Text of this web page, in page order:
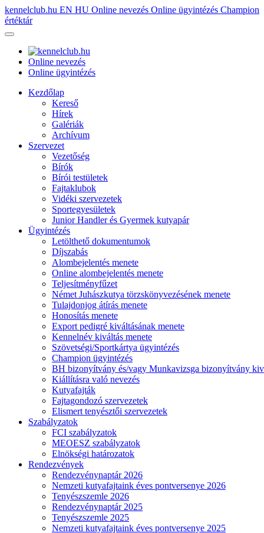
kennelclub.hu EN HU Online nevezés Online ügyintézés Champion
értéktár
Online nevezés
Online ügyintézés
Kezdőlap
Kereső
Hírek
Galériák
Archívum
Szervezet
Vezetőség
Bírók
Bírói testületek
Fajtaklubok
Vidéki szervezetek
Sportegyesületek
Junior Handler és Gyermek kutyapár
Ügyintézés
Letölthető dokumentumok
Díjszabás
Alombejelentés menete
Online alombejelentés menete
Teljesítményfűzet
Német Juhászkutya törzskönyvezésének menete
Tulajdonjog átírás menete
Honosítás menete
Export pedigré kiváltásának menete
Kennelnév kiváltás menete
Szövetségi/Sportkártya ügyintézés
Champion ügyintézés
BH bizonyítvány és/vagy Munkavizsga bizonyítvány
Kiállításra való nevezés
Kutyafajták
Fajtagondozó szervezetek
Elismert tenyésztői szervezetek
Szabályzatok
FCI szabályzatok
MEOESZ szabályzatok
Elnökségi határozatok
Rendezvények
Rendezvénynaptár 2026
Nemzeti kutyafajtaink éves pontversenye 2026
Tenyészszemle 2026
Rendezvénynaptár 2025
Tenyészszemle 2025
Nemzeti kutyafajtaink éves pontversenye 2025